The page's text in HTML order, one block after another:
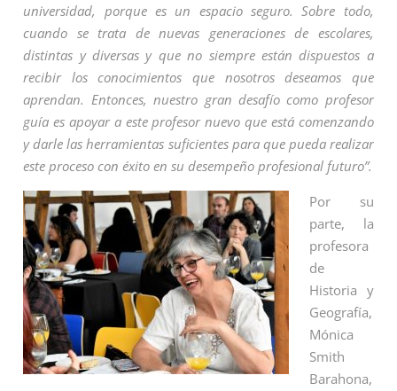
universidad, porque es un espacio seguro. Sobre todo,
cuando se trata de nuevas generaciones de escolares,
distintas y diversas y que no siempre están dispuestos a
recibir los conocimientos que nosotros deseamos que
aprendan. Entonces, nuestro gran desafío como profesor
guía es apoyar a este profesor nuevo que está comenzando
y darle las herramientas suficientes para que pueda realizar
este proceso con éxito en su desempeño profesional futuro”.
Por su
parte, la
profesora
de
Historia y
Geografía,
Mónica
Smith
Barahona,